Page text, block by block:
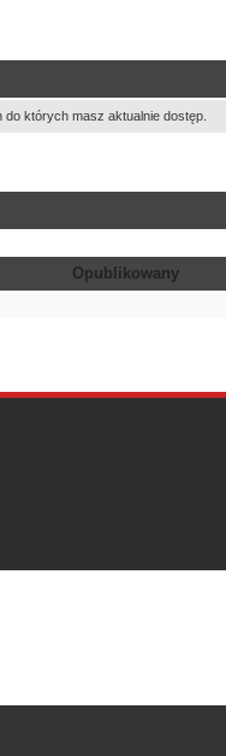
których masz aktualnie dostęp.
Opublikowany